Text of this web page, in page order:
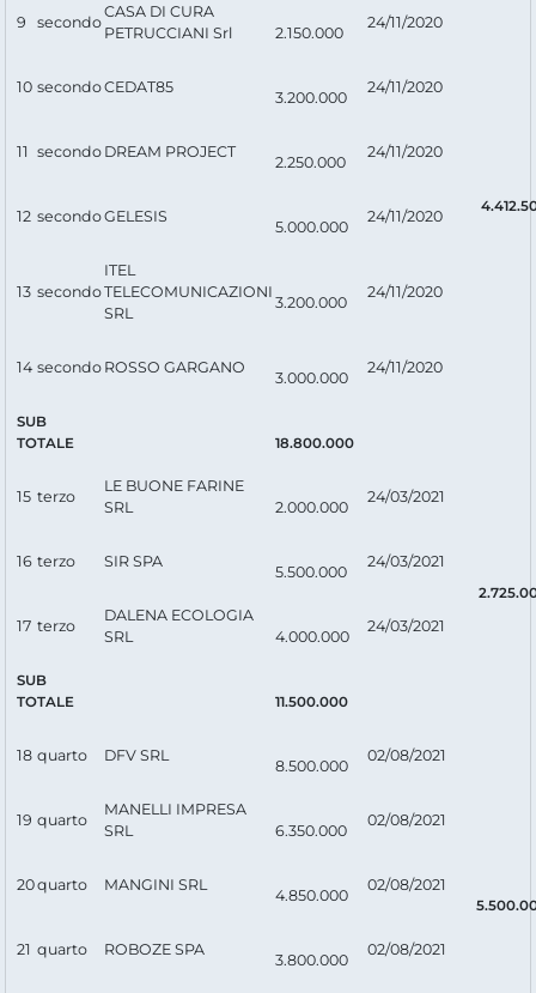
9 secondo
CASA DI CURA
PETRUCCIANI Srl
2.150.000
24/11/2020
10 secondoCEDAT85
3.200.000
24/11/2020
11 secondo DREAM PROJECT
2.250.000
24/11/2020
12 secondoGELESIS
5.000.000
24/11/2020
13 secondo
ITEL
TELECOMUNICAZIONI
SRL
3.200.000
24/11/2020
14 secondo ROSSO GARGANO
3.000.000
24/11/2020
SUB
TOTALE
18.800.000
15 terzo
LE BUONE FARINE
SRL
2.000.000
24/03/2021
16 terzo SIR SPA
5.500.000
24/03/2021
17 terzo
DALENA ECOLOGIA
SRL
4.000.000
24/03/2021
SUB
TOTALE
11.500.000
18 quarto DFV SRL
8.500.000
02/08/2021
19 quarto
MANELLI IMPRESA
SRL
6.350.000
02/08/2021
20quarto MANGINI SRL
4.850.000
02/08/2021
21 quarto ROBOZE SPA
3.800.000
02/08/2021